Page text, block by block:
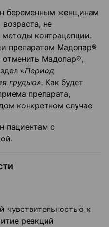
беременным женщинам
не
контрацепции.
препаратом Мадопар®
отменить Мадопар®,
«Период
грудью». Как будет
препарата,
конкретном случае.
пациентам с
чувствительностью к
реакций